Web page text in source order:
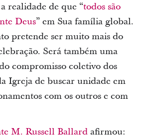
realidade de que “todos são
Deus” em Sua família global.
pretende ser muito mais do
Será também uma
compromisso coletivo dos
Igreja de buscar unidade em
com os outros e com
M. Russell Ballardafirmou: